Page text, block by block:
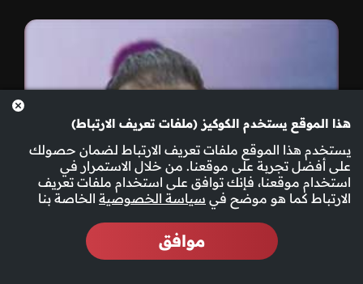
هذا الموقع يستخدم الكوكيز (ملفات تعريف الارتباط)
يستخدم هذا الموقع ملفات تعريف الارتباط لضمان حصولك
على أفضل تجربة على موقعنا. من خلال الاستمرار في
استخدام موقعنا، فإنك توافق على استخدام ملفات تعريف
الارتباط كما هو موضح في سياسة الخصوصية الخاصة بنا
موافق